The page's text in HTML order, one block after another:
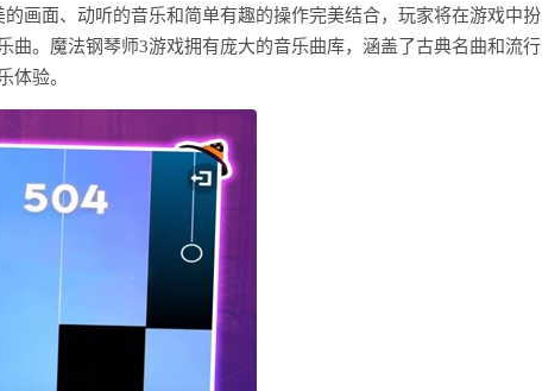
画面、动听的音乐和简单有趣的操作完美结合，玩家将在游戏中扮
曲。魔法钢琴师3游戏拥有庞大的音乐曲库，涵盖了古典名曲和流行
体验。